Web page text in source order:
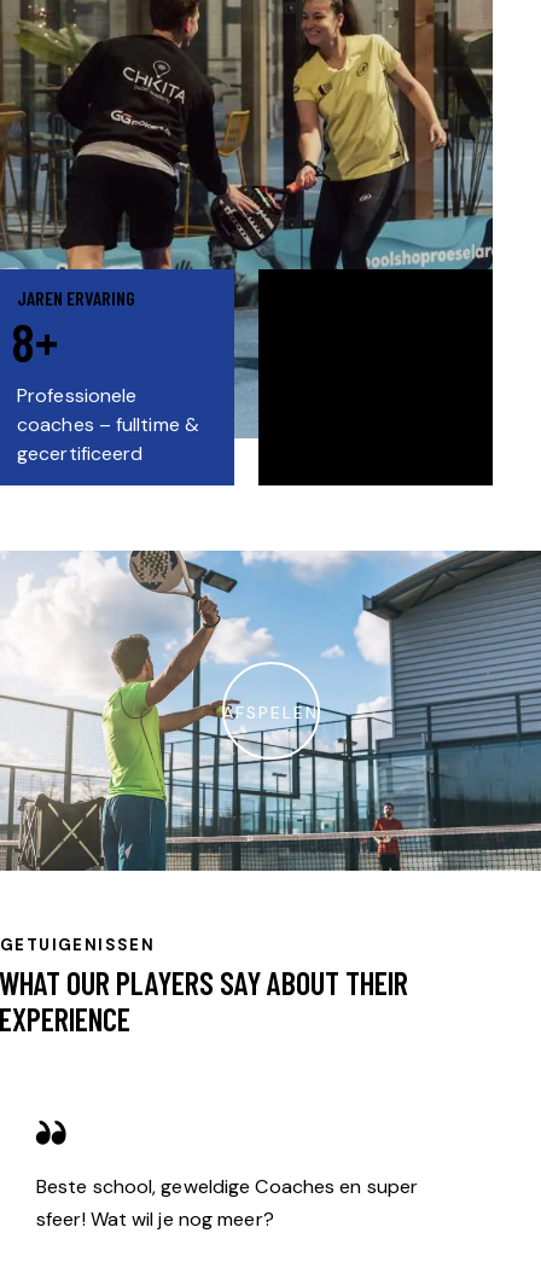
JAREN ERVARING
8+
Professionele
coaches – fulltime &
gecertificeerd
AFSPELEN
GETUIGENISSEN
WHAT OUR PLAYERS SAY ABOUT THEIR
EXPERIENCE
Beste school, geweldige Coaches en super
sfeer! Wat wil je nog meer?